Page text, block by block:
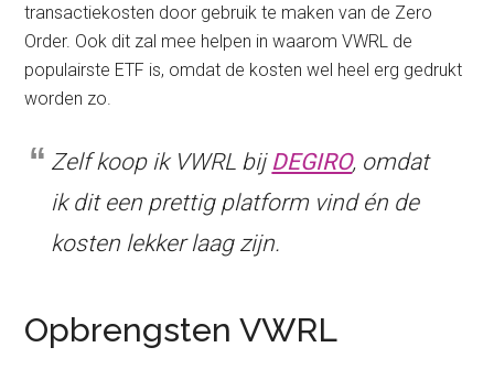
transactiekosten door gebruik te maken van de Zero
Order. Ook dit zal mee helpen in waarom VWRL de
populairste ETF is, omdat de kosten wel heel erg gedrukt
worden zo.
Zelf koop ik VWRL bij DEGIRO, omdat
ik dit een prettig platform vind én de
kosten lekker laag zijn.
Opbrengsten VWRL